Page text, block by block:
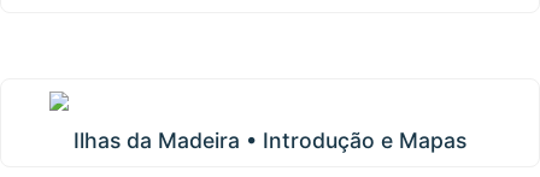
Ilhas da Madeira • Introdução e Mapas